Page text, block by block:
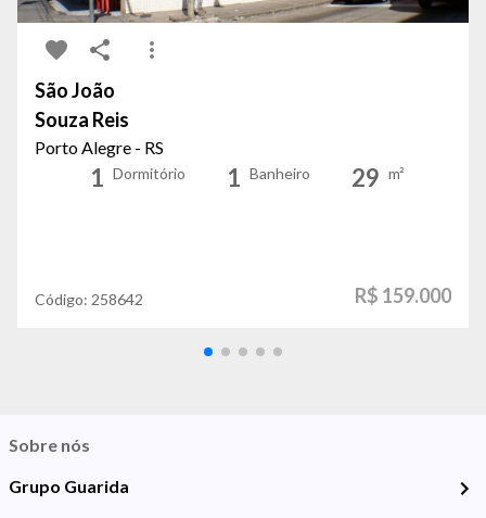
São João
Souza Reis
Porto Alegre - RS
1 Dormitório 1 Banheiro 29 m²
Código: 258642 R$ 159.000
Sobre nós
Grupo Guarida